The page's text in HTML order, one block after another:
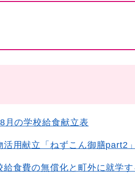
月の学校給食献立表
活用献立「ねずこん御膳part2
給食費の無償化と町外に就学